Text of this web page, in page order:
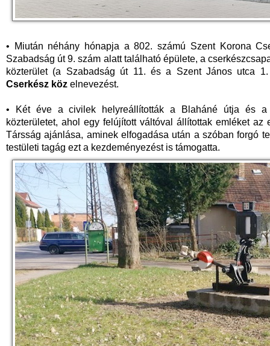
• Miután néhány hónapja a 802. számú Szent Korona
Szabadság út 9. szám alatt található épülete, a
közterület (a Szabadság út 11. és a Szent János utca
Cserkész köz elnevezést.
• Két éve a civilek helyreállították a Blaháné útja és a
közterületet, ahol egy felújított váltóval állítottak emléket
Társság ajánlása, aminek elfogadása után a szóban forgó
testületi tagág ezt a kezdeményezést is támogatta.